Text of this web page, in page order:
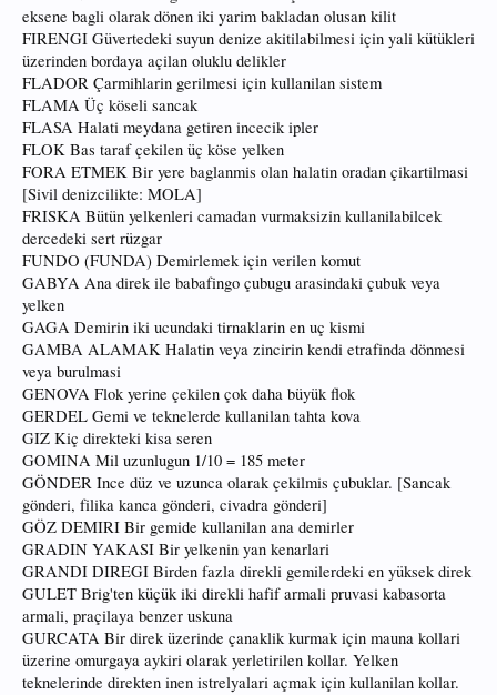
eksene bagli olarak dönen iki yarim bakladan olusan kilit
FIRENGI Güvertedeki suyun denize akitilabilmesi için yali kütükleri
üzerinden bordaya açilan oluklu delikler
FLADOR Çarmihlarin gerilmesi için kullanilan sistem
FLAMA Üç köseli sancak
FLASA Halati meydana getiren incecik ipler
FLOK Bas taraf çekilen üç köse yelken
FORA ETMEK Bir yere baglanmis olan halatin oradan çikartilmasi
[Sivil denizcilikte: MOLA]
FRISKA Bütün yelkenleri camadan vurmaksizin kullanilabilcek
dercedeki sert rüzgar
FUNDO (FUNDA) Demirlemek için verilen komut
GABYA Ana direk ile babafingo çubugu arasindaki çubuk veya
yelken
GAGA Demirin iki ucundaki tirnaklarin en uç kismi
GAMBA ALAMAK Halatin veya zincirin kendi etrafinda dönmesi
veya burulmasi
GENOVA Flok yerine çekilen çok daha büyük flok
GERDEL Gemi ve teknelerde kullanilan tahta kova
GIZ Kiç direkteki kisa seren
GOMINA Mil uzunlugun 1/10 = 185 meter
GÖNDER Ince düz ve uzunca olarak çekilmis çubuklar. [Sancak
gönderi, filika kanca gönderi, civadra gönderi]
GÖZ DEMIRI Bir gemide kullanilan ana demirler
GRADIN YAKASI Bir yelkenin yan kenarlari
GRANDI DIREGI Birden fazla direkli gemilerdeki en yüksek direk
GULET Brig'ten küçük iki direkli hafif armali pruvasi kabasorta
armali, praçilaya benzer uskuna
GURCATA Bir direk üzerinde çanaklik kurmak için mauna kollari
üzerine omurgaya aykiri olarak yerletirilen kollar. Yelken
teknelerinde direkten inen istrelyalari açmak için kullanilan kollar.